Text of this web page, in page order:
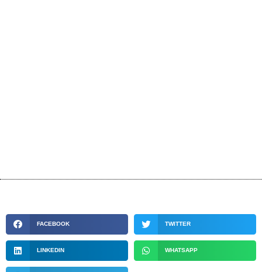
FACEBOOK TWITTER
LINKEDIN WHATSAPP